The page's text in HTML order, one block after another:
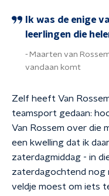
Ik was de enige
leerlingen die
Maarten van
vandaan komt
Zelf heeft Van
teamsport gedaan:
Van Rossem over die
een kwelling dat ik
zaterdagmiddag - in
zaterdagochtend nog
veldje moest om iets